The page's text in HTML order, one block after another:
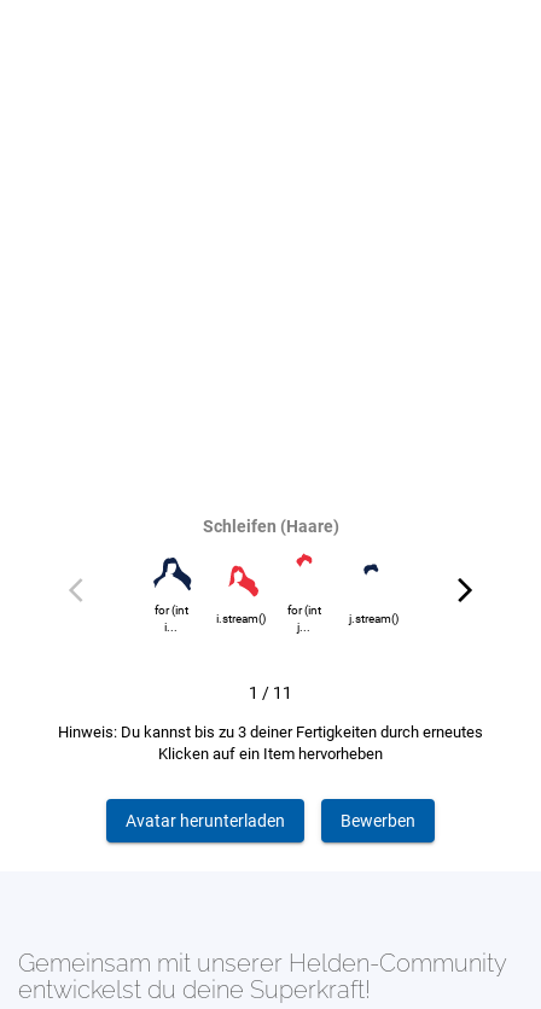
Gemeinsam mit unserer Helden-Community
entwickelst du deine Superkraft!